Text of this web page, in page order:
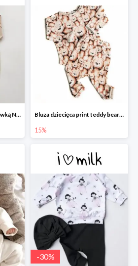
Romper dziecięcy ze wstawką Nude -15% Bluza dziecięca print teddy bears -15%
15%
-30%